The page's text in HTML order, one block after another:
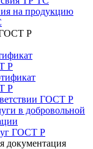
на продукцию
ГОСТ Р
Р
Р
ГОСТ Р
в добровольной
ГОСТ Р
документация